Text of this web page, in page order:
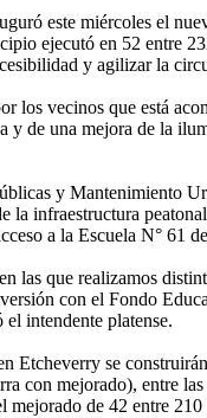
este miércoles el
ejecutó en 52 entre
y agilizar la
los vecinos que está
y de una mejora de la
y Mantenimiento
la infraestructura
a la Escuela N° 61
las que realizamos
con el Fondo
el intendente platense.
Etcheverry se
con mejorado), entre
mejorado de 42 entre